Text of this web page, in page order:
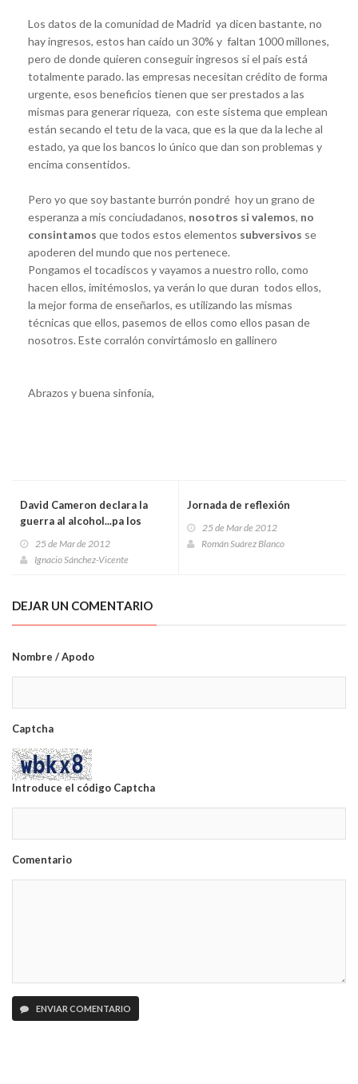
Los datos de la comunidad de Madrid ya dicen bastante, no
hay ingresos, estos han caído un 30% y faltan 1000 millones,
pero de donde quieren conseguir ingresos si el país está
totalmente parado. las empresas necesitan crédito de forma
urgente, esos beneficios tienen que ser prestados a las
mismas para generar riqueza, con este sistema que emplean
están secando el tetu de la vaca, que es la que da la leche al
estado, ya que los bancos lo único que dan son problemas y
encima consentidos.
Pero yo que soy bastante burrón pondré hoy un grano de
esperanza a mis conciudadanos, nosotros si valemos, no
consintamos que todos estos elementos subversivos se
apoderen del mundo que nos pertenece.
Pongamos el tocadiscos y vayamos a nuestro rollo, como
hacen ellos, imitémoslos, ya verán lo que duran todos ellos,
la mejor forma de enseñarlos, es utilizando las mismas
técnicas que ellos, pasemos de ellos como ellos pasan de
nosotros. Este corralón convirtámoslo en gallinero
Abrazos y buena sinfonía,
David Cameron declara la
guerra al alcohol...pa los
probes
25 de Mar de 2012
Ignacio Sánchez-Vicente
Jornada de reflexión
25 de Mar de 2012
Román Suárez Blanco
DEJAR UN COMENTARIO
Nombre / Apodo
Captcha
Introduce el código Captcha
Comentario
ENVIAR COMENTARIO